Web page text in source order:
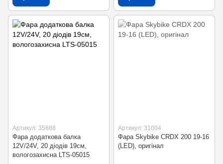
Артикул: 35888
Фара додаткова балка
12V/24V, 20 діодів 19см,
вологозахисна LTS-05015
Артикул: 31004
Фара Skybike CRDX 200 19-16
(LED), оригінал